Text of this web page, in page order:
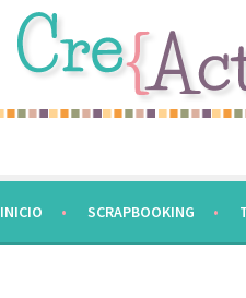
INICIO SCRAPBOOKING